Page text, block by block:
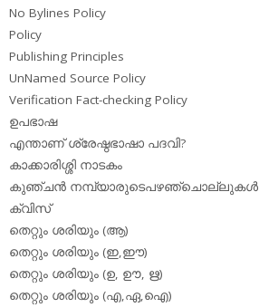
No Bylines Policy
Policy
Publishing Principles
UnNamed Source Policy
Verification Fact-checking Policy
ഉപഭാഷ
എന്താണ് ശ്രേഷ്ഠഭാഷാ പദവി?
കാക്കാരിശ്ശി നാടകം
കുഞ്ചന്‍ നമ്പ്യാരുടെപഴഞ്ചൊല്ലുകള്‍
ക്വിസ്
തെറ്റും ശരിയും (ആ)
തെറ്റും ശരിയും (ഇ,ഈ)
തെറ്റും ശരിയും (ഉ, ഊ, ഋ)
തെറ്റും ശരിയും (എ,ഏ,ഐ)